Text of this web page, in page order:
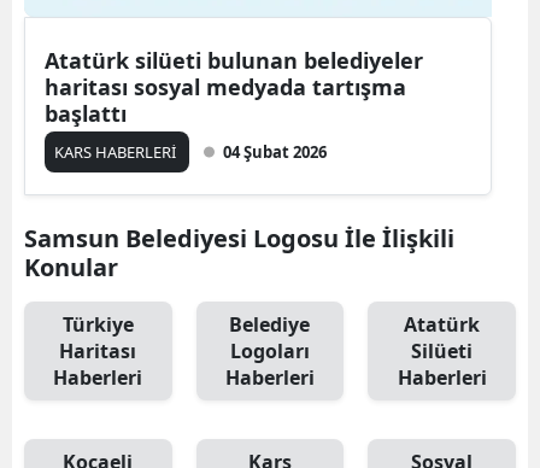
Diyarbakır
Erzincan
Eskişehir
Gaziantep
Atatürk silüeti bulunan belediyeler
haritası sosyal medyada tartışma
başlattı
KARS HABERLERİ 04 Şubat 2026
Samsun Belediyesi Logosu İle İlişkili
Konular
Türkiye
Haritası
Haberleri
Belediye
Logoları
Haberleri
Atatürk
Silüeti
Haberleri
Kocaeli
Kars
Sosyal